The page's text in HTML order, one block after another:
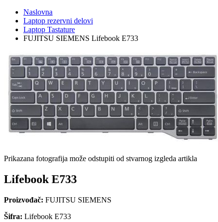
Naslovna
Laptop rezervni delovi
Laptop Tastature
FUJITSU SIEMENS Lifebook E733
Prikazana fotografija može odstupiti od stvarnog izgleda artikla
Lifebook E733
Proizvođač: FUJITSU SIEMENS
Šifra: Lifebook E733